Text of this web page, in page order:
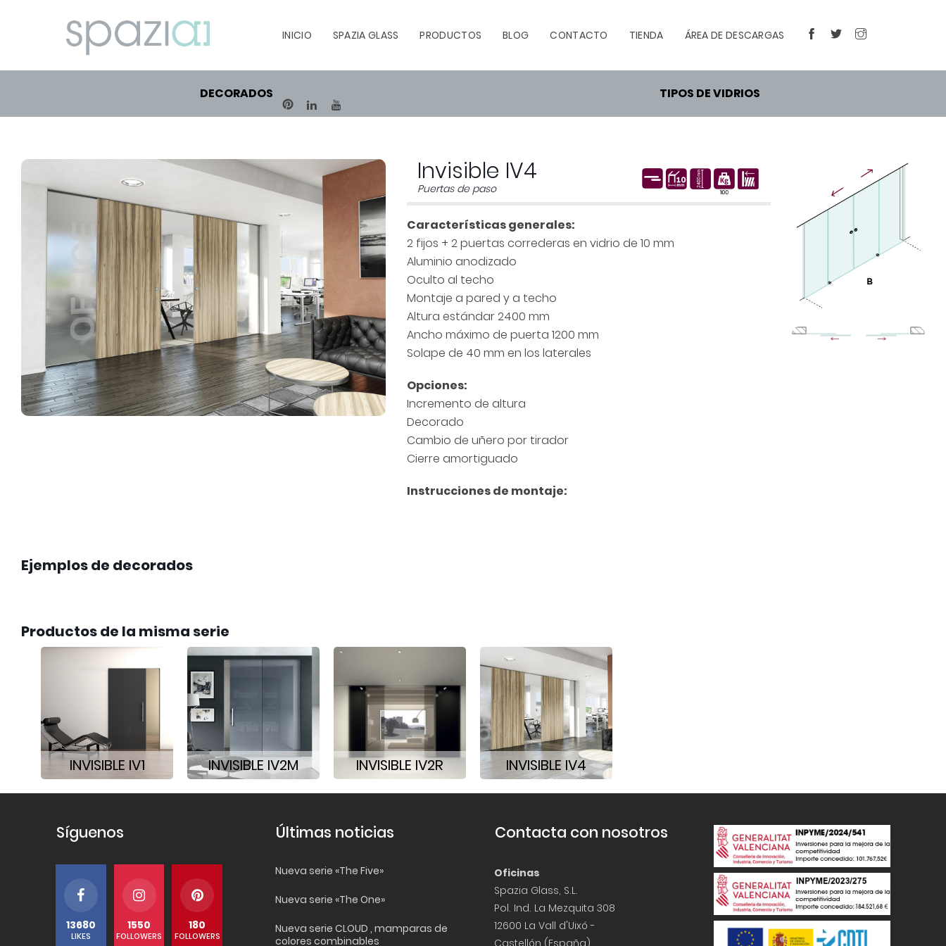
INICIO SPAZIA GLASS PRODUCTOS BLOG CONTACTO TIENDA ÁREA DE DESCARGAS FACEBOOKTWITTER
PINTERESTLINKEDIN
DECORADOS TIPOS DE VIDRIOS
Invisible IV4
Puertas de paso
Características generales:
2 fijos + 2 puertas correderas en vidrio de 10 mm
Aluminio anodizado
Oculto al techo
Montaje a pared y a techo
Altura estándar 2400 mm
Ancho máximo de puerta 1200 mm
Solape de 40 mm en los laterales
Opciones:
Incremento de altura
Decorado
Cambio de uñero por tirador
Cierre amortiguado
Instrucciones de montaje:
Ejemplos de decorados
Productos de la misma serie
INVISIBLE IV1 INVISIBLE IV2M INVISIBLE IV2R INVISIBLE IV4
Síguenos
13680
LIKES
1550
FOLLOWERS
180
FOLLOWERS
Últimas noticias
Nueva serie «The Five»
Nueva serie «The One»
Nueva serie CLOUD , mamparas de
colores combinables
Contacta con nosotros
Oficinas
Spazia Glass, S.L.
Pol. Ind. La Mezquita 308
12600 La Vall d'Uixó -
Castellón (España)